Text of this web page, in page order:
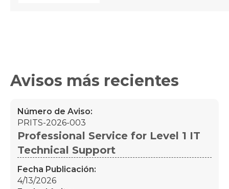
Avisos más recientes
Número de Aviso:
PRITS-2026-003
Professional Service for Level 1 IT
Technical Support
Fecha Publicación:
4/13/2026